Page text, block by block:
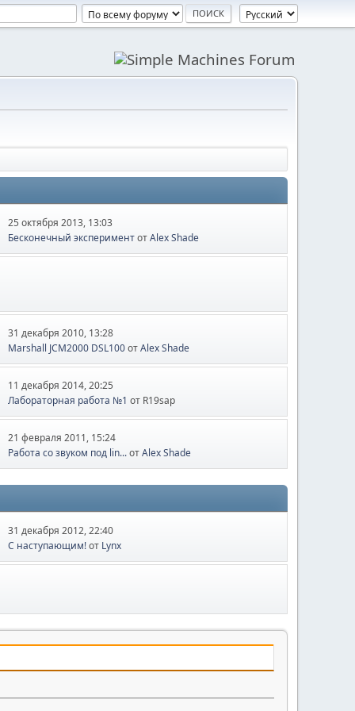
25 октября 2013, 13:03
Бесконечный экспериментотAlex Shade
31 декабря 2010, 13:28
Marshall JCM2000 DSL100отAlex Shade
11 декабря 2014, 20:25
Лабораторная работа №1 от R19sap
21 февраля 2011, 15:24
Работа со звуком под lin...отAlex Shade
31 декабря 2012, 22:40
C наступающим!от Lynx